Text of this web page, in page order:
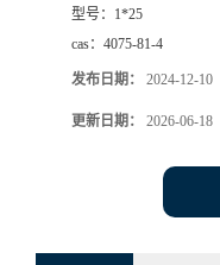
型号： 1*25
cas： 4075-81-4
发布日期： 2024-12-10
更新日期： 2026-06-18